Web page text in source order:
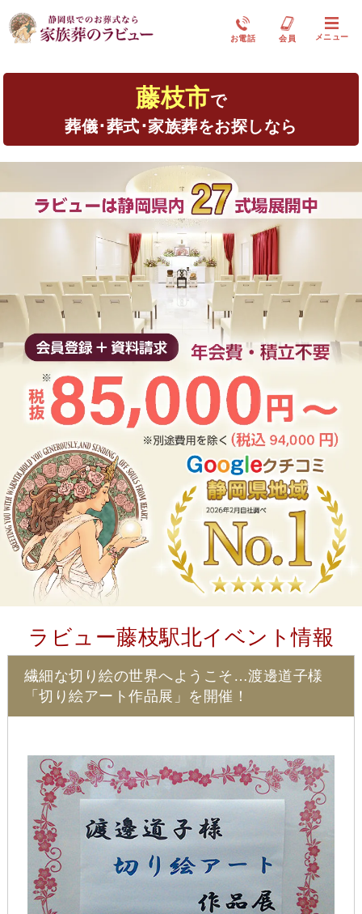
お電話 会員 メニュー
藤枝市で
葬儀･葬式･家族葬をお探しなら
ラビュー藤枝駅北イベント情報
繊細な切り絵の世界へようこそ…渡邊道子様
「切り絵アート作品展」を開催！